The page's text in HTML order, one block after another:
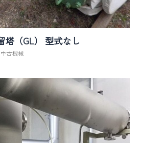
塔（GL） 型式なし
中古機械